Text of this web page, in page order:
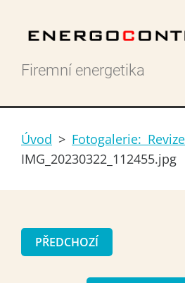
Firemní energetika
Úvod > Fotogalerie:
IMG_20230322_112455.jpg
PŘEDCHOZÍ